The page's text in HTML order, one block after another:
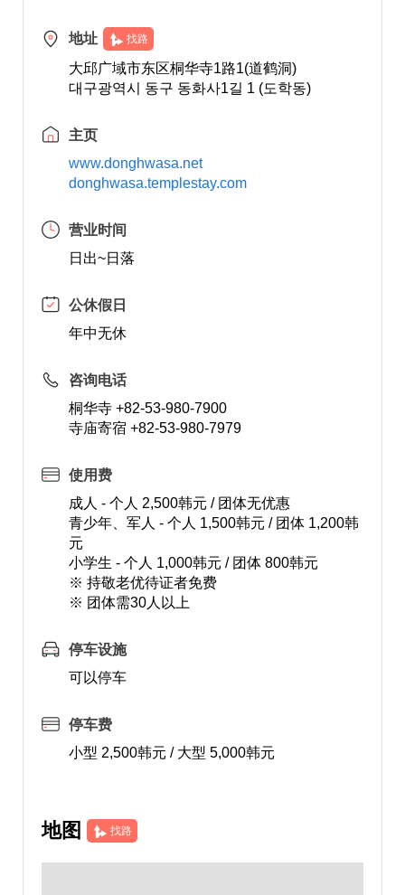
地址 找路
大邱广域市东区桐华寺1路1(道鹤洞)
대구광역시 동구 동화사1길 1 (도학동)
主页
www.donghwasa.net
donghwasa.templestay.com
营业时间
日出~日落
公休假日
年中无休
咨询电话
桐华寺 +82-53-980-7900
寺庙寄宿 +82-53-980-7979
使用费
成人 - 个人 2,500韩元 / 团体无优惠
青少年、军人 - 个人 1,500韩元 / 团体 1,200韩
元
小学生 - 个人 1,000韩元 / 团体 800韩元
※ 持敬老优待证者免费
※ 团体需30人以上
停车设施
可以停车
停车费
小型 2,500韩元 / 大型 5,000韩元
地图 找路